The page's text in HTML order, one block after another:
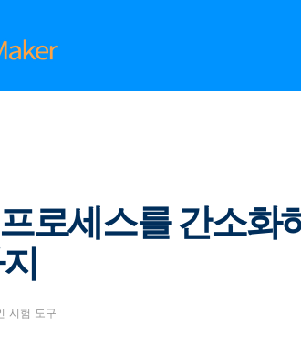
로세스를 간소화
시험 도구